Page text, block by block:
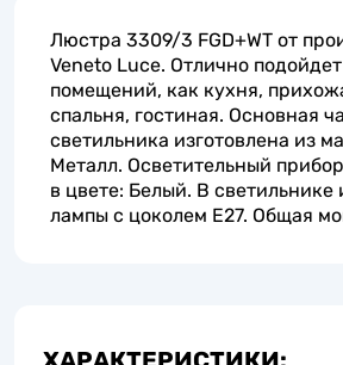
Люстра 3309/3 FGD+WT от
Veneto Luce. Отлично
помещений, как кухня,
спальня, гостиная. Основная
светильника изготовлена из
Металл. Осветительный
в цвете: Белый. В светильнике
лампы с цоколем E27. Общая